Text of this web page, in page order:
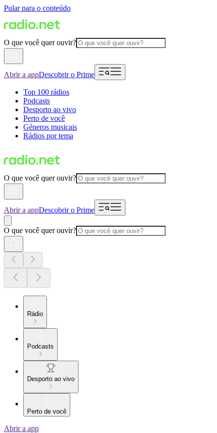
Pular para o conteúdo
O que você quer ouvir?
Abrir a appDescobrir o Prime
Top 100 rádios
Podcasts
Desporto ao vivo
Perto de você
Géneros musicais
Rádios por tema
O que você quer ouvir?
Abrir a appDescobrir o Prime
O que você quer ouvir?
Rádio
Podcasts
Desporto ao vivo
Perto de você
Abrir a app